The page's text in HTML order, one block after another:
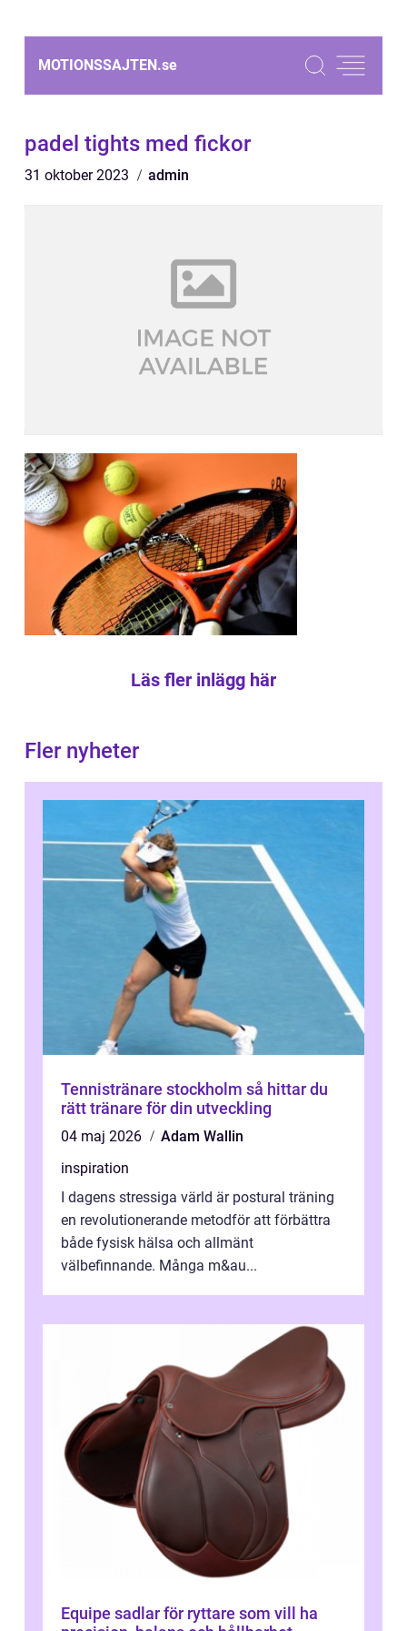
MOTIONSSAJTEN.se
padel tights med fickor
31 oktober 2023 admin
Läs fler inlägg här
Fler nyheter
Tennistränare stockholm så hittar du
rätt tränare för din utveckling
04 maj 2026
Adam Wallin
inspiration
I dagens stressiga värld är postural träning
en revolutionerande metodför att förbättra
både fysisk hälsa och allmänt
välbefinnande. Många m&au...
Equipe sadlar för ryttare som vill ha